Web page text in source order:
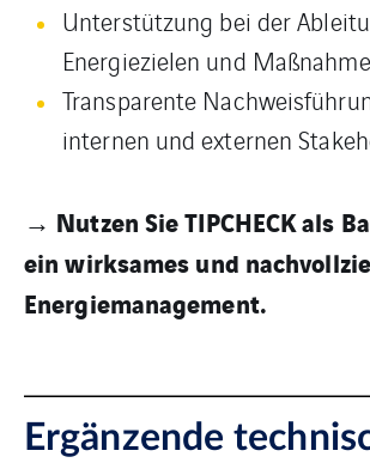
Unterstützung bei der
Energiezielen und
Transparente
internen und externen
→ Nutzen Sie TIPCHECK als
ein wirksames und
Energiemanagement.
Ergänzende